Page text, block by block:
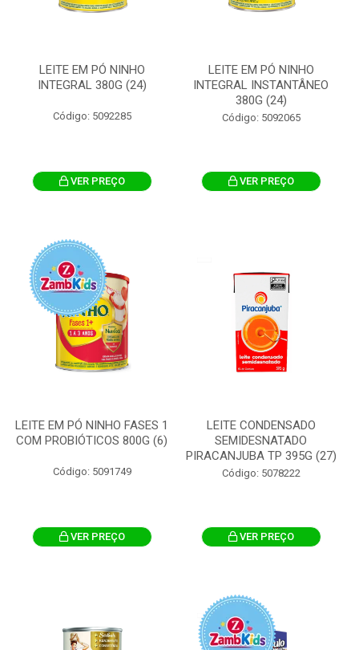
LEITE EM PÓ NINHO
INTEGRAL 380G (24)
Código: 5092285
VER PREÇO
LEITE EM PÓ NINHO
INTEGRAL INSTANTÂNEO
380G (24)
Código: 5092065
VER PREÇO
LEITE EM PÓ NINHO FASES 1
COM PROBIÓTICOS 800G (6)
Código: 5091749
VER PREÇO
LEITE CONDENSADO
SEMIDESNATADO
PIRACANJUBA TP 395G (27)
Código: 5078222
VER PREÇO